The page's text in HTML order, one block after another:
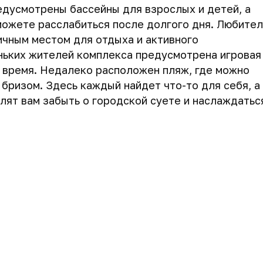
бассейны для взрослых и детей, а
расслабиться после долгого дня.
местом для отдыха и активного
жителей комплекса предусмотрена игровая
Недалеко расположен пляж, где можно
Здесь каждый найдет что-то для себя, а
вам забыть о городской суете и